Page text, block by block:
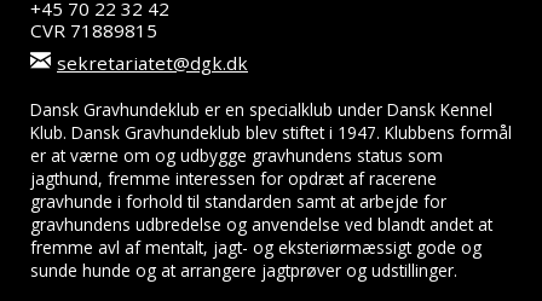
+45 70 22 32 42
CVR 71889815
sekretariatet@dgk.dk
Dansk Gravhundeklub er en specialklub under Dansk Kennel
Klub. Dansk Gravhundeklub blev stiftet i 1947. Klubbens formål
er at værne om og udbygge gravhundens status som
jagthund, fremme interessen for opdræt af racerene
gravhunde i forhold til standarden samt at arbejde for
gravhundens udbredelse og anvendelse ved blandt andet at
fremme avl af mentalt, jagt- og eksteriørmæssigt gode og
sunde hunde og at arrangere jagtprøver og udstillinger.